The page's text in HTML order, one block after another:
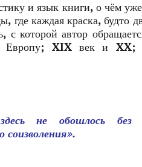
и язык книги, о чём
где каждая краска, будто
с которой автор
Европу; XIX век и XX;
не обошлось без